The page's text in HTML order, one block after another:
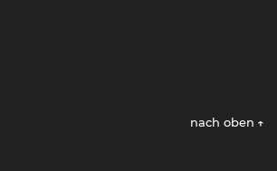
nach oben